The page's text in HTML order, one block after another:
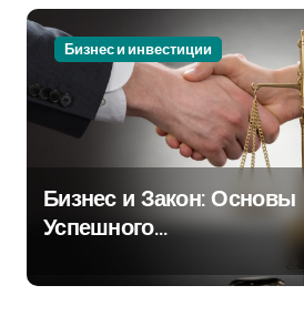
Бизнес и инвестиции
Бизнес и Закон: Основы
Успешного